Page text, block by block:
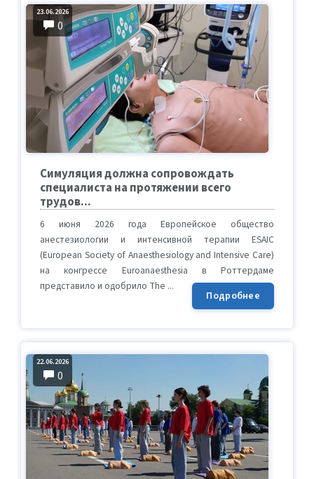
23.06.2026
0
Симуляция должна сопровождать
специалиста на протяжении всего
трудов...
6 июня 2026 года Европейское общество
анестезиологии и интенсивной терапии ESAIC
(European Society of Anaesthesiology and Intensive Care)
на конгрессе Euroanaesthesia в Роттердаме
представило и одобрило The ...
Подробнее
22.06.2026
0